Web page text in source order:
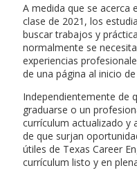
A medida que se acerca
clase de 2021, los
buscar trabajos y
normalmente se
experiencias
de una página al inicio
Independientemente de
graduarse o un
currículum actualizado y
de que surjan
útiles de Texas Career
currículum listo y en